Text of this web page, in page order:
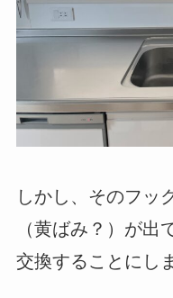
しかし、そのフッ
（黄ばみ？）が出
交換することにし